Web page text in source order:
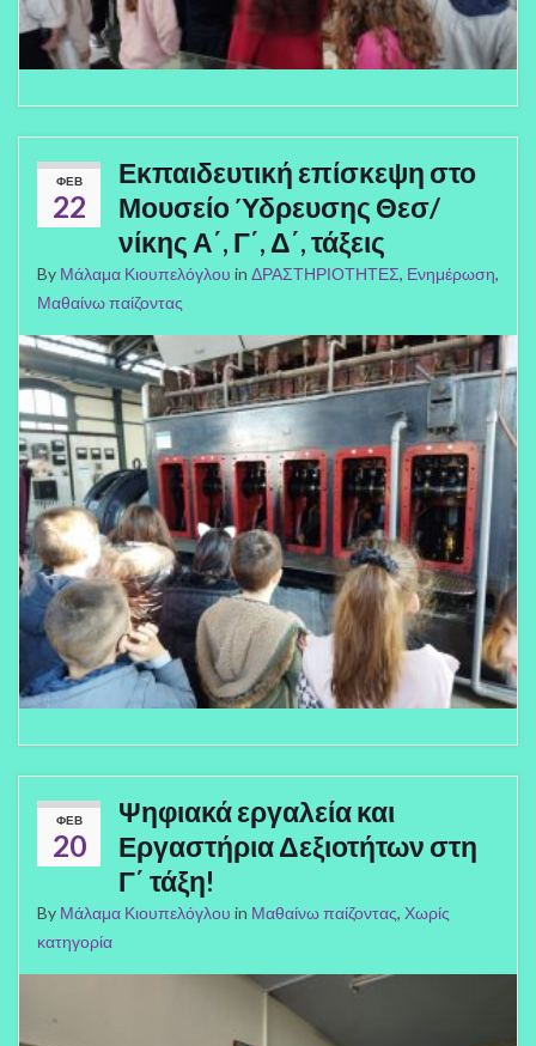
ΦΕΒ
22
Εκπαιδευτική επίσκεψη στο
Μουσείο Ύδρευσης Θεσ/
νίκης Α΄, Γ΄, Δ΄, τάξεις
By Μάλαμα Κιουπελόγλου in ΔΡΑΣΤΗΡΙΟΤΗΤΕΣ, Ενημέρωση,
Μαθαίνω παίζοντας
ΦΕΒ
20
Ψηφιακά εργαλεία και
Εργαστήρια Δεξιοτήτων στη
Γ΄ τάξη!
By Μάλαμα Κιουπελόγλου in Μαθαίνω παίζοντας, Χωρίς
κατηγορία